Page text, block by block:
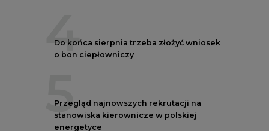
4
Do końca sierpnia trzeba złożyć wniosek
o bon ciepłowniczy
5
Przegląd najnowszych rekrutacji na
stanowiska kierownicze w polskiej
energetyce